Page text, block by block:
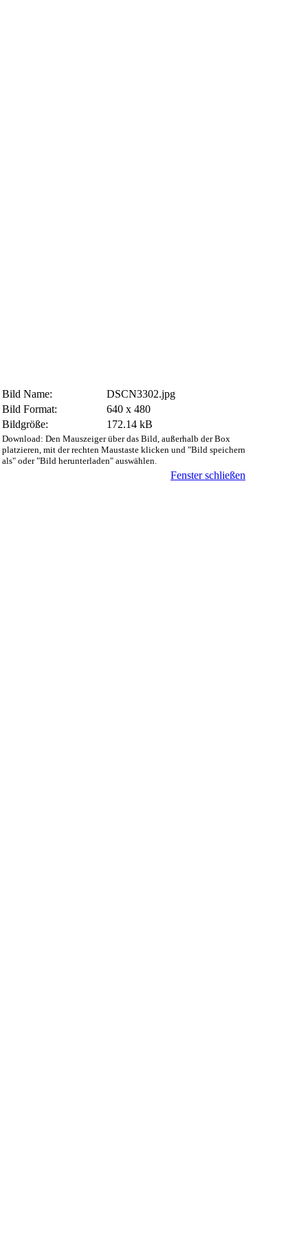
Bild Name:
DSCN3302.jpg
Bild Format:
640 x 480
Bildgröße:
172.14 kB
Download: Den Mauszeiger über das Bild, außerhalb der Box
platzieren, mit der rechten Maustaste klicken und "Bild speichern
als" oder "Bild herunterladen" auswählen.
Fenster schließen